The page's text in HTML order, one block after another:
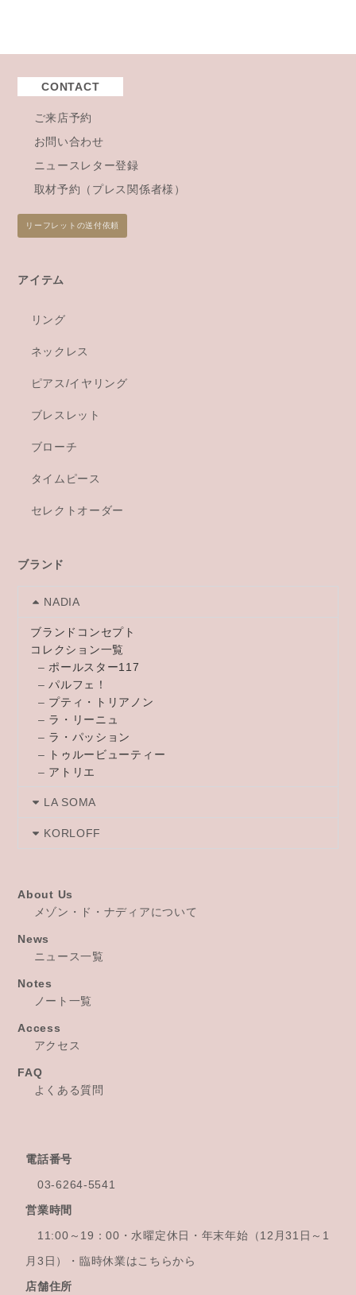
CONTACT
ご来店予約
お問い合わせ
ニュースレター登録
取材予約（プレス関係者様）
リーフレットの送付依頼
アイテム
リング
ネックレス
ピアス/イヤリング
ブレスレット
ブローチ
タイムピース
セレクトオーダー
ブランド
NADIA
ブランドコンセプト
コレクション一覧
– ポールスター117
–パルフェ！
– プティ・トリアノン
– ラ・リーニュ
– ラ・パッション
–
トゥルービューティー
– アトリエ
LA SOMA
KORLOFF
About Us
メゾン・ド・ナディアについて
News
ニュース一覧
Notes
ノート一覧
Access
アクセス
FAQ
よくある質問
電話番号
03-6264-5541
営業時間
11:00～19：00・水曜定休日・年末年始 （12月31日～1
月3日）・臨時休業はこちらから
店舗住所